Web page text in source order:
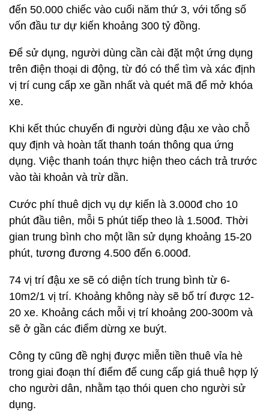
đến 50.000 chiếc vào cuối năm thứ 3, với tổng số
vốn đầu tư dự kiến khoảng 300 tỷ đồng.
Để sử dụng, người dùng cần cài đặt một ứng dụng
trên điện thoại di động, từ đó có thể tìm và xác định
vị trí cung cấp xe gần nhất và quét mã để mở khóa
xe.
Khi kết thúc chuyến đi người dùng đậu xe vào chỗ
quy định và hoàn tất thanh toán thông qua ứng
dụng. Việc thanh toán thực hiện theo cách trả trước
vào tài khoản và trừ dần.
Cước phí thuê dịch vụ dự kiến là 3.000đ cho 10
phút đầu tiên, mỗi 5 phút tiếp theo là 1.500đ. Thời
gian trung bình cho một lần sử dụng khoảng 15-20
phút, tương đương 4.500 đến 6.000đ.
74 vị trí đậu xe sẽ có diện tích trung bình từ 6-
10m2/1 vị trí. Khoảng không này sẽ bố trí được 12-
20 xe. Khoảng cách mỗi vị trí khoảng 200-300m và
sẽ ở gần các điểm dừng xe buýt.
Công ty cũng đề nghị được miễn tiền thuê vỉa hè
trong giai đoạn thí điểm để cung cấp giá thuê hợp lý
cho người dân, nhằm tạo thói quen cho người sử
dụng.